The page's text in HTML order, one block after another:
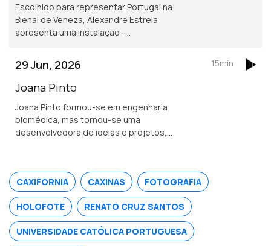
Escolhido para representar Portugal na
Bienal de Veneza, Alexandre Estrela
apresenta uma instalação -
29 Jun, 2026
Joana Pinto
Joana Pinto formou-se em engenharia
biomédica, mas tornou-se uma
desenvolvedora de ideias e projetos,
Alumni. A Gleedot é a sua startup mais
recente.
15min
CAXIFORNIA CAXINAS FOTOGRAFIA
HOLOFOTE RENATO CRUZ SANTOS
UNIVERSIDADE CATÓLICA PORTUGUESA